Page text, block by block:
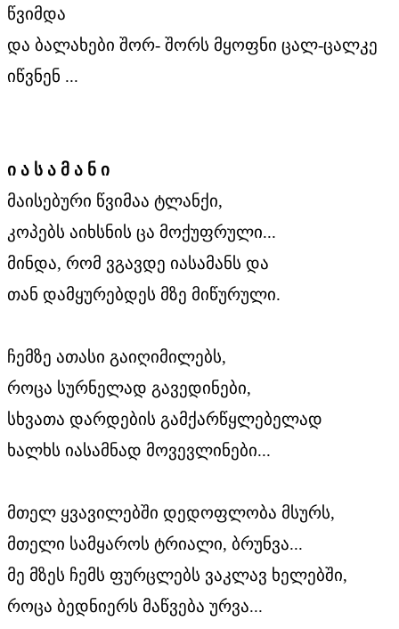
წვიმდა
და ბალახები შორ- შორს მყოფნი ცალ-ცალკე
იწვნენ ...
ი ა ს ა მ ა ნ ი
მაისებური წვიმაა ტლანქი,
კოპებს აიხსნის ცა მოქუფრული...
მინდა, რომ ვგავდე იასამანს და
თან დამყურებდეს მზე მიწურული.
ჩემზე ათასი გაიღიმილებს,
როცა სურნელად გავედინები,
სხვათა დარდების გამქარწყლებელად
ხალხს იასამნად მოვევლინები...
მთელ ყვავილებში დედოფლობა მსურს,
მთელი სამყაროს ტრიალი, ბრუნვა...
მე მზეს ჩემს ფურცლებს ვაკლავ ხელებში,
როცა ბედნიერს მაწვება ურვა...